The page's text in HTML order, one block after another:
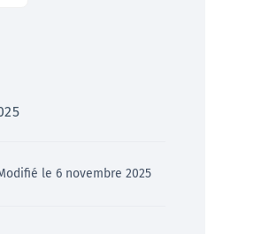
à vos questions urgentes
le 6 novembre 2025